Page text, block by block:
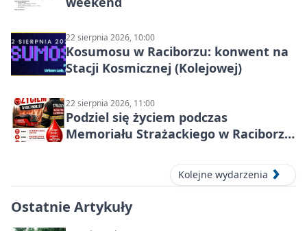
22 sierpnia 2026, 10:00
Kosumosu w Raciborzu: konwent na
Stacji Kosmicznej (Kolejowej)
22 sierpnia 2026, 11:00
Podziel się życiem podczas
Memoriału Strażackiego w Raciborzu
Kolejne wydarzenia
Ostatnie Artykuły